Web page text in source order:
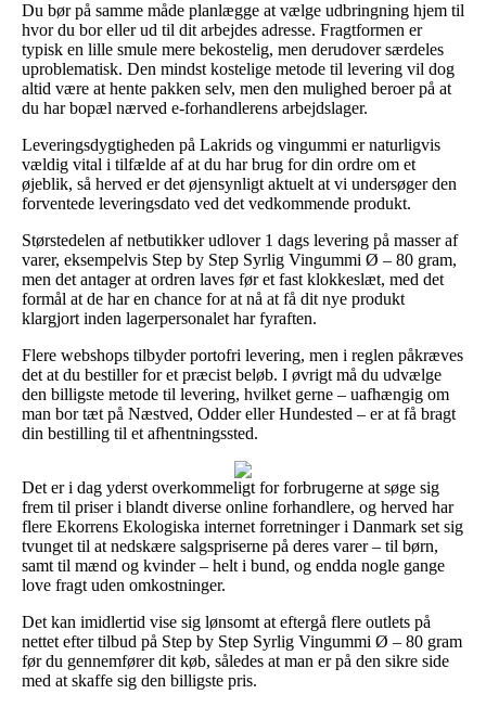
Du bør på samme måde planlægge at vælge udbringning hjem til
hvor du bor eller ud til dit arbejdes adresse. Fragtformen er
typisk en lille smule mere bekostelig, men derudover særdeles
uproblematisk. Den mindst kostelige metode til levering vil dog
altid være at hente pakken selv, men den mulighed beroer på at
du har bopæl nærved e-forhandlerens arbejdslager.
Leveringsdygtigheden på Lakrids og vingummi er naturligvis
vældig vital i tilfælde af at du har brug for din ordre om et
øjeblik, så herved er det øjensynligt aktuelt at vi undersøger den
forventede leveringsdato ved det vedkommende produkt.
Størstedelen af netbutikker udlover 1 dags levering på masser af
varer, eksempelvis Step by Step Syrlig Vingummi Ø – 80 gram,
men det antager at ordren laves før et fast klokkeslæt, med det
formål at de har en chance for at nå at få dit nye produkt
klargjort inden lagerpersonalet har fyraften.
Flere webshops tilbyder portofri levering, men i reglen påkræves
det at du bestiller for et præcist beløb. I øvrigt må du udvælge
den billigste metode til levering, hvilket gerne – uafhængig om
man bor tæt på Næstved, Odder eller Hundested – er at få bragt
din bestilling til et afhentningssted.
Det er i dag yderst overkommeligt for forbrugerne at søge sig
frem til priser i blandt diverse online forhandlere, og herved har
flere Ekorrens Ekologiska internet forretninger i Danmark set sig
tvunget til at nedskære salgspriserne på deres varer – til børn,
samt til mænd og kvinder – helt i bund, og endda nogle gange
love fragt uden omkostninger.
Det kan imidlertid vise sig lønsomt at eftergå flere outlets på
nettet efter tilbud på Step by Step Syrlig Vingummi Ø – 80 gram
før du gennemfører dit køb, således at man er på den sikre side
med at skaffe sig den billigste pris.